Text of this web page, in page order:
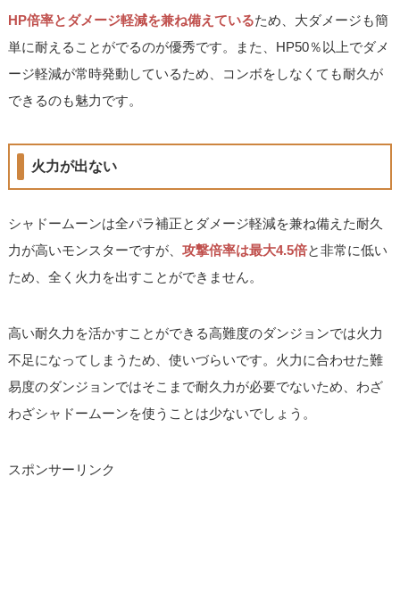
HP倍率とダメージ軽減を兼ね備えているため、大ダメージも簡
単に耐えることがでるのが優秀です。また、HP50％以上でダメ
ージ軽減が常時発動しているため、コンボをしなくても耐久が
できるのも魅力です。
火力が出ない
シャドームーンは全パラ補正とダメージ軽減を兼ね備えた耐久
力が高いモンスターですが、攻撃倍率は最大4.5倍と非常に低い
ため、全く火力を出すことができません。
高い耐久力を活かすことができる高難度のダンジョンでは火力
不足になってしまうため、使いづらいです。火力に合わせた難
易度のダンジョンではそこまで耐久力が必要でないため、わざ
わざシャドームーンを使うことは少ないでしょう。
スポンサーリンク